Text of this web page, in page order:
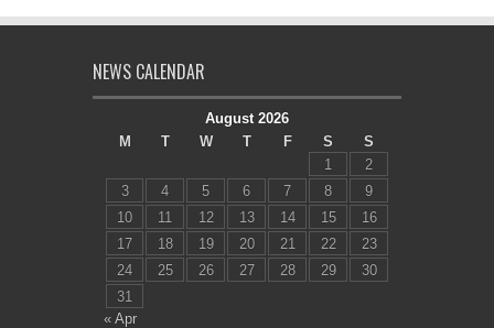
NEWS CALENDAR
August 2026
M
T W T F S
S
1
2
3
4 5 6 7 8
9
10
11 12 13 14 15
16
17
18 19 20 21 22
23
24
25 26 27 28 29
30
31
« Apr